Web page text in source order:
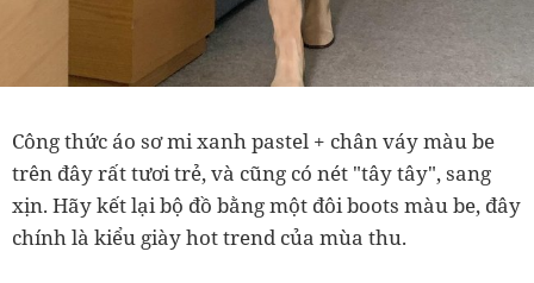
Công thức áo sơ mi xanh pastel + chân váy màu be
trên đây rất tươi trẻ, và cũng có nét "tây tây", sang
xịn. Hãy kết lại bộ đồ bằng một đôi boots màu be, đây
chính là kiểu giày hot trend của mùa thu.